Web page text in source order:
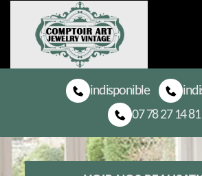
indisponible
07 78 27 14 81